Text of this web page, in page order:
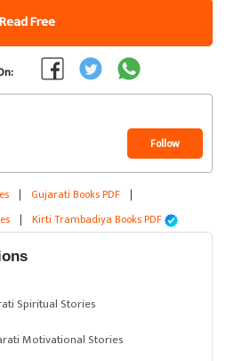
Read Free
Follow
| Gujarati Books PDF |
| Kirti Trambadiya Books PDF
Spiritual Stories
Motivational Stories